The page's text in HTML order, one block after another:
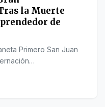
la Muerte
de
Primero San Juan